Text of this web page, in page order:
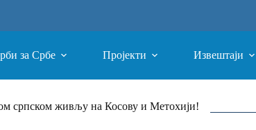
за Србе Пројекти Извештаји
српском живљу на Косову и Метохији!